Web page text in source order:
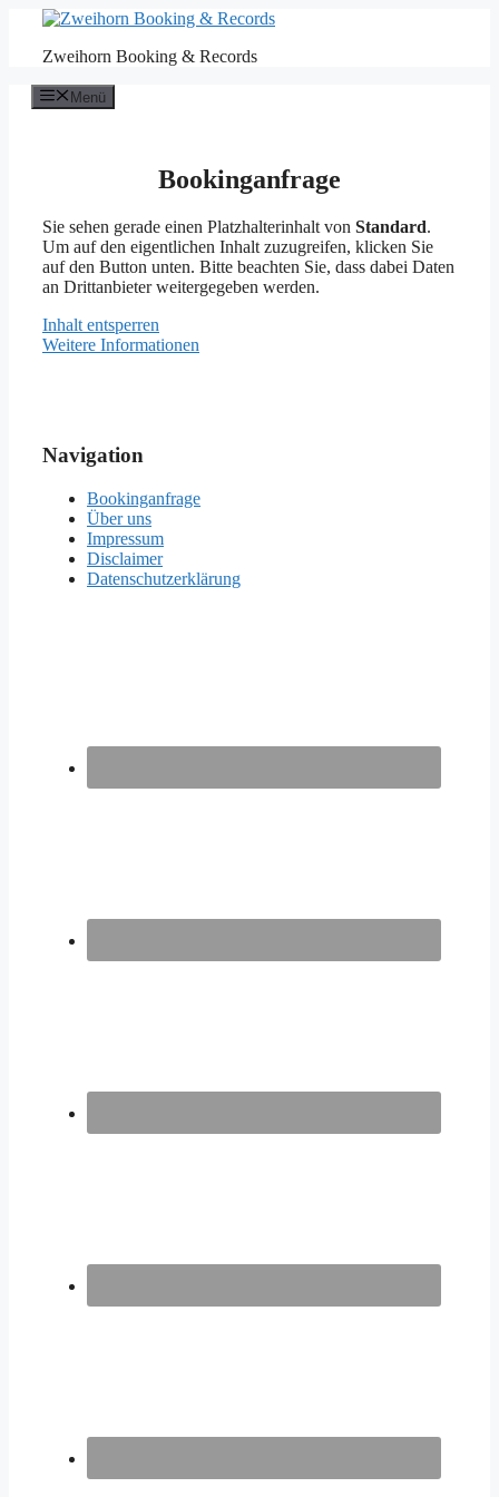
springenZweihorn Booking & Records
Menü
Bookinganfrage
Sie sehen gerade einen Platzhalterinhalt von Standard.
Um auf den eigentlichen Inhalt zuzugreifen, klicken Sie
auf den Button unten. Bitte beachten Sie, dass dabei Daten
an Drittanbieter weitergegeben werden.
Inhalt entsperren
Weitere Informationen
Navigation
Bookinganfrage
Über uns
Impressum
Disclaimer
Datenschutzerklärung